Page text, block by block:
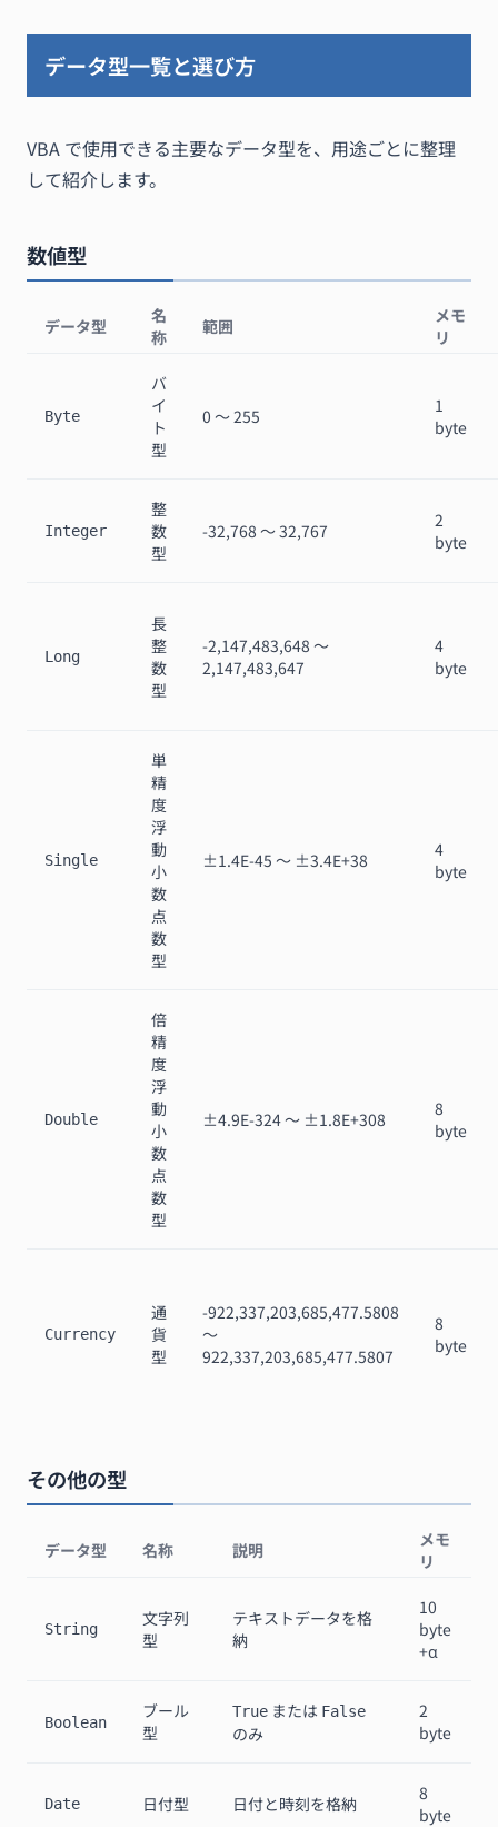
データ型一覧と選び方
VBA で使用できる主要なデータ型を、用途ごとに整理
して紹介します。
数値型
データ型
名
称
範囲
メモ
リ
Byte
バ
イ
ト
型
0 〜 255
1
byte
Integer
整
数
型
-32,768 〜 32,767
2
byte
Long
長
整
数
型
-2,147,483,648 〜
2,147,483,647
4
byte
Single
単
精
度
浮
動
小
数
点
数
型
±1.4E-45 〜 ±3.4E+38
4
byte
Double
倍
精
度
浮
動
小
数
点
数
型
±4.9E-324 〜 ±1.8E+308
8
byte
Currency
通
貨
型
-922,337,203,685,477.5808
〜
922,337,203,685,477.5807
8
byte
その他の型
データ型 名称 説明
メモ
リ
String
文字列
型
テキストデータを格
納
10
byte
+α
Boolean
ブール
型
True または False
のみ
2
byte
Date 日付型 日付と時刻を格納
8
byte